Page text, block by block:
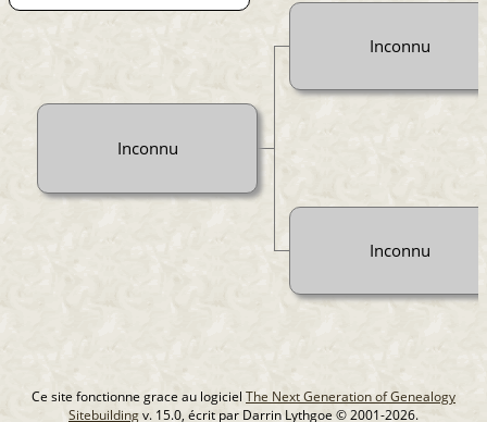
Inconnu
Inconnu
Inconnu
Ce site fonctionne grace au logiciel The Next Generation of Genealogy
Sitebuildingv. 15.0, écrit par Darrin Lythgoe © 2001-2026.